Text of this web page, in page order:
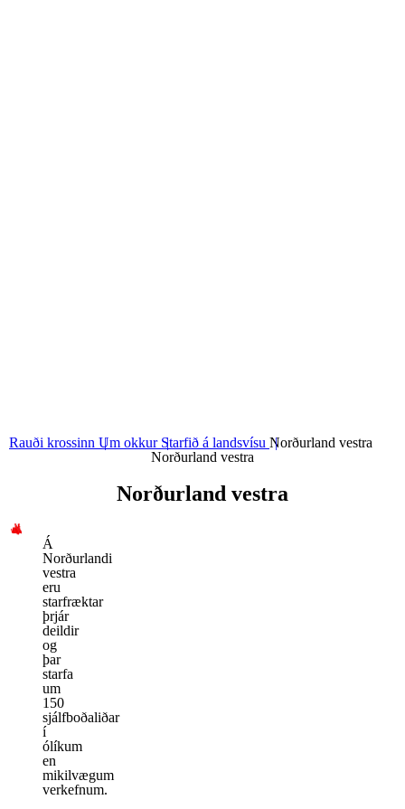
Rauði krossinn Um okkur Starfið á landsvísu Norðurland vestra
Norðurland vestra
Norðurland vestra
Á
Norðurlandi
vestra
eru
starfræktar
þrjár
deildir
og
þar
starfa
um
150
sjálfboðaliðar
í
ólíkum
en
mikilvægum
verkefnum.